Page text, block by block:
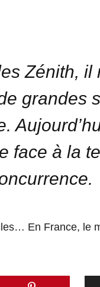
Zénith, il
grandes
face à la
En France, le